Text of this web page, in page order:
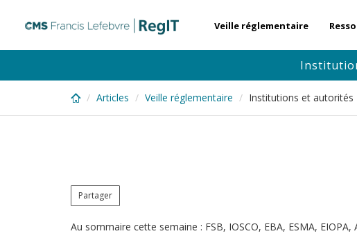
content
Veille réglementaire
Articles Veille réglementaire Institutions et autorités
Partager
Au sommaire cette semaine : FSB, IOSCO, EBA, ESMA, EIOPA,